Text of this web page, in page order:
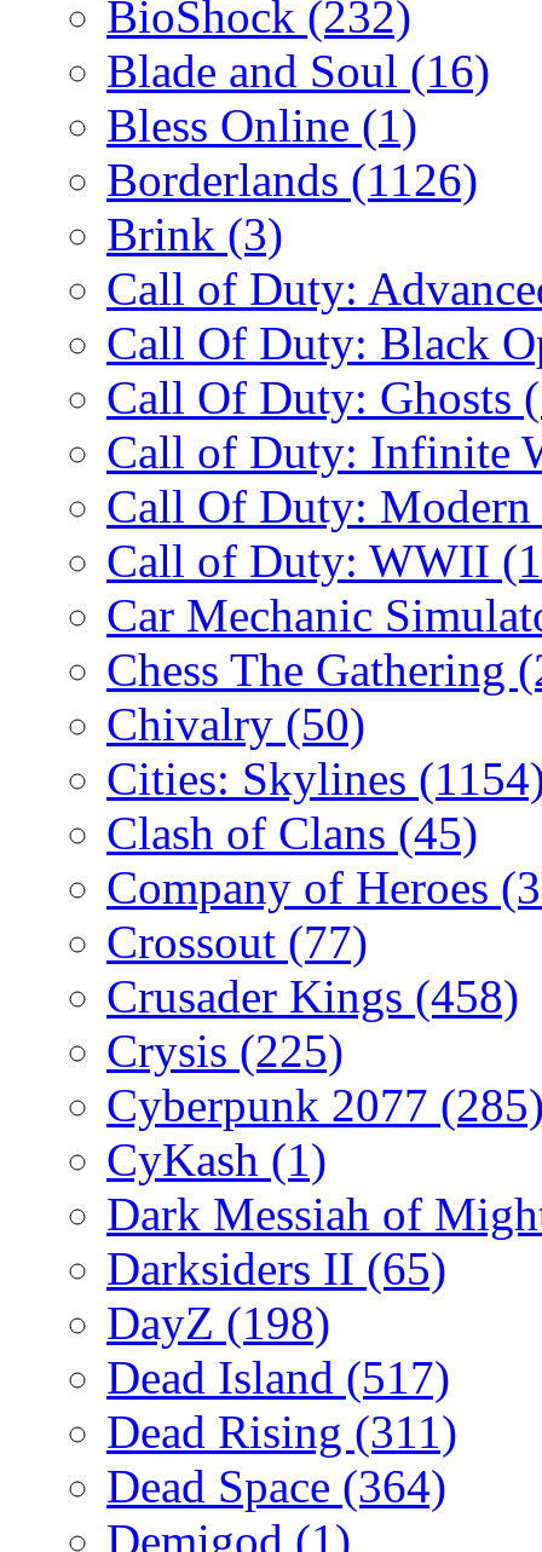
BioShock (232)
Blade and Soul (16)
Bless Online (1)
Borderlands (1126)
Brink (3)
Call of Duty:
Call Of Duty: Black
Call Of Duty: Ghosts
Call of Duty: Infinite
Call Of Duty:
Call of Duty: WWII
Car Mechanic
Chess The Gathering
Chivalry (50)
Cities: Skylines
Clash of Clans (45)
Company of Heroes
Crossout (77)
Crusader Kings (458)
Crysis (225)
Cyberpunk 2077
CyKash (1)
Dark Messiah of
Darksiders II (65)
DayZ (198)
Dead Island (517)
Dead Rising (311)
Dead Space (364)
Demigod (1)